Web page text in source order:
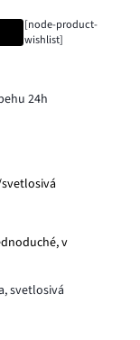
[node-product-
wishlist]
24h
v
svetlosivá